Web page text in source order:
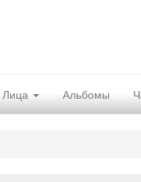
Лица Альбомы